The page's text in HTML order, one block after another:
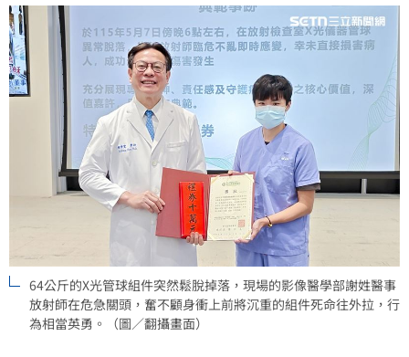
上公開表揚其英勇守護病患的作為，並當場致贈10萬元
百貨公司
64公斤的X光管球組件突然鬆脫掉落，現場的影像醫學部謝姓醫事
放射師在危急關頭，奮不顧身衝上前將沉重的組件死命往外拉，行
為相當英勇。（圖／翻攝畫面）